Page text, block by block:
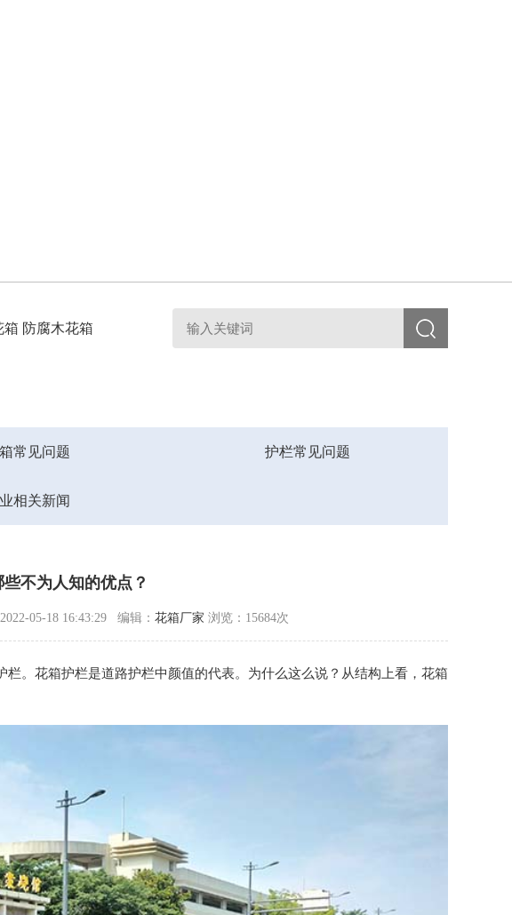
箱 防腐木花箱
常见问题 护栏常见问题
相关新闻
不为人知的优点？
05-18 16:43:29 编辑： 花箱厂家 浏览：15684次
栏。 花箱护栏是道路护栏中颜值的代表。为什么这么说？从结构上看， 花箱